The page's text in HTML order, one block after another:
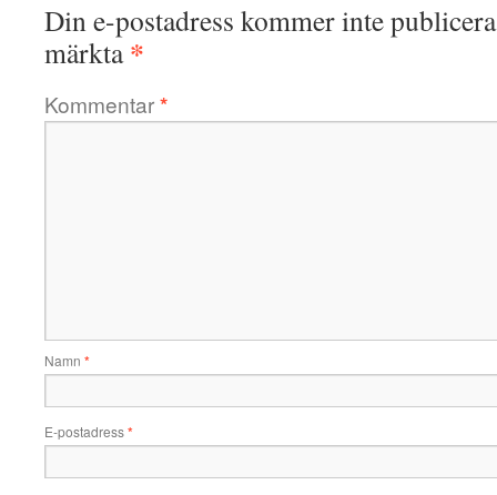
Din e-postadress kommer inte
märkta*
Kommentar*
Namn *
E-postadress*